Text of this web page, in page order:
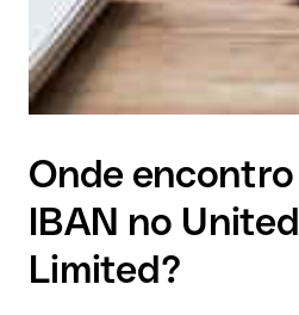
Onde
IBAN no
Limited?